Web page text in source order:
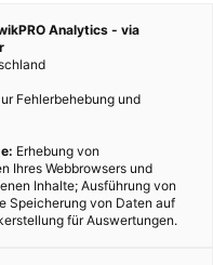
Analytics - via
Fehlerbehebung und
Erhebung von
Ihres Webbrowsers und
Inhalte; Ausführung von
Speicherung von Daten auf
für Auswertungen.